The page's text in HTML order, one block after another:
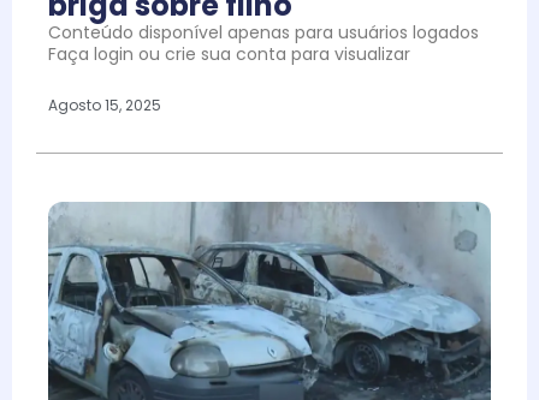
Conteúdo disponível apenas para usuários logados
Faça login ou crie sua conta para visualizar
Agosto 15, 2025